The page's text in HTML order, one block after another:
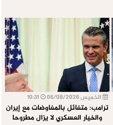
الخميس 06/08/2026
ترامب: متفائل بالمفاوضات مع إيران
والخيار العسكري لا يزال مطروحا